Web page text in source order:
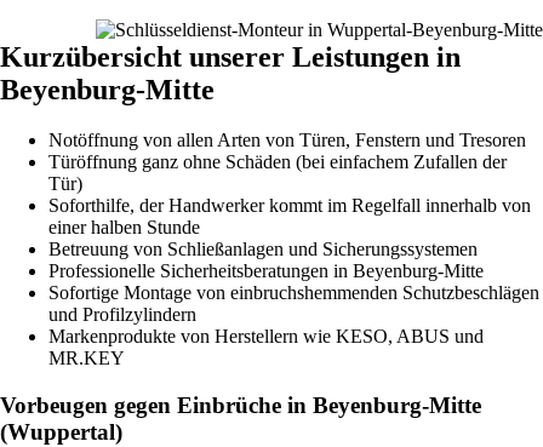
Kurzübersicht unserer Leistungen in
Beyenburg-Mitte
Notöffnung von allen Arten von Türen, Fenstern und Tresoren
Türöffnung ganz ohne Schäden (bei einfachem Zufallen der
Tür)
Soforthilfe, der Handwerker kommt im Regelfall innerhalb von
einer halben Stunde
Betreuung von Schließanlagen und Sicherungssystemen
Professionelle Sicherheitsberatungen in Beyenburg-Mitte
Sofortige Montage von einbruchshemmenden Schutzbeschlägen
und Profilzylindern
Markenprodukte von Herstellern wie KESO, ABUS und
MR.KEY
Vorbeugen gegen Einbrüche in Beyenburg-Mitte
(Wuppertal)